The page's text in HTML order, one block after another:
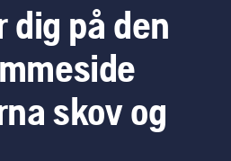
stammen viser, at
smøresystemet
dig på den
skov og